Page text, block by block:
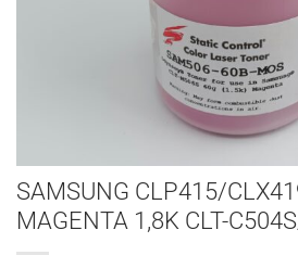
SAMSUNG CLP415/
MAGENTA 1,8K CLT-